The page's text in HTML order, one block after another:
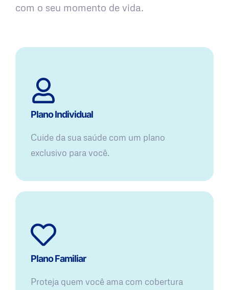
com o seu momento de vida.
Plano Individual
Cuide da sua saúde com um plano
exclusivo para você.
Plano Familiar
Proteja quem você ama com cobertura